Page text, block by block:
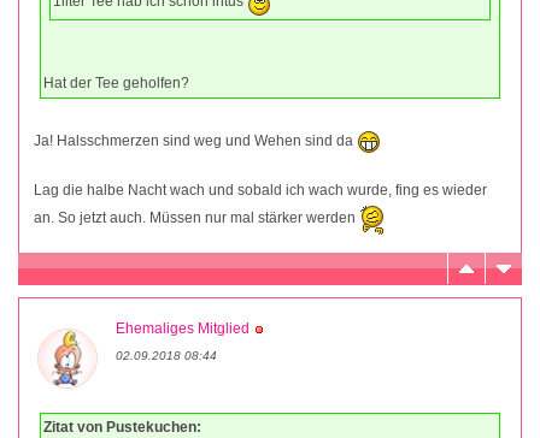
Hat der Tee geholfen?
Ja! Halsschmerzen sind weg und Wehen sind da
Lag die halbe Nacht wach und sobald ich wach wurde, fing es wieder
an. So jetzt auch. Müssen nur mal stärker werden
Ehemaliges Mitglied
02.09.2018 08:44
Zitat von Pustekuchen: